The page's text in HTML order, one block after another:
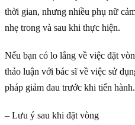
thời gian, nhưng nhiều phụ nữ
nhẹ trong và sau khi thực hiện.
Nếu bạn có lo lắng về việc đặt
thảo luận với bác sĩ về việc sử
pháp giảm đau trước khi tiến hành.
– Lưu ý sau khi đặt vòng